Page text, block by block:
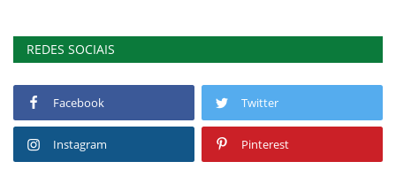
REDES SOCIAIS
Facebook Twitter
Instagram Pinterest